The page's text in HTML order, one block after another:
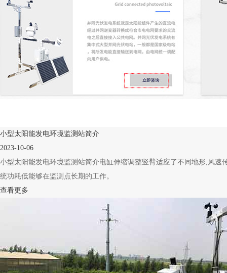
小型太阳能发电环境监测站简介
2023-10-06
小型太阳能发电环境监测站简介电缸伸缩调整竖臂适应了不同地形,风速
统功耗低能够在监测点长期的工作。
查看更多